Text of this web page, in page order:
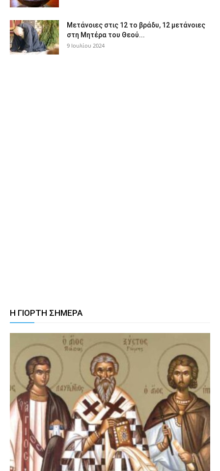
Μετάνοιες στις 12 το βράδυ, 12 μετάνοιες
στη Μητέρα του Θεού...
9 Ιουλίου 2024
Η ΓΙΟΡΤΗ ΣΗΜΕΡΑ